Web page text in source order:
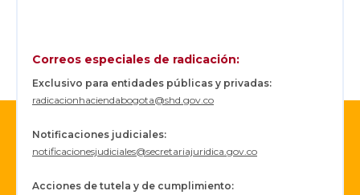
Correos especiales de radicación:
Exclusivo para entidades públicas y privadas:
radicacionhaciendabogota@shd.gov.co
Notificaciones judiciales:
notificacionesjudiciales@secretariajuridica.gov.co
Acciones de tutela y de cumplimiento: